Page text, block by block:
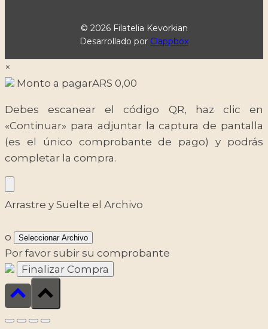
© 2026 Filatelia Kevorkian
Desarrollado por Clappbox
×
Monto a pagarARS 0,00
Debes escanear el código QR, haz clic en
«Continuar» para adjuntar la captura de pantalla
(es el único comprobante de pago) y podrás
completar la compra.
Arrastre y Suelte el Archivo
o Seleccionar Archivo
Por favor subir su comprobante